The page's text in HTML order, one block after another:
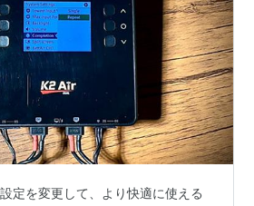
定を変更して、より快適に使える